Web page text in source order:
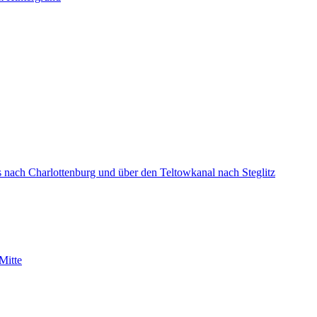
Charlottenburg und über den Teltowkanal nach Steglitz